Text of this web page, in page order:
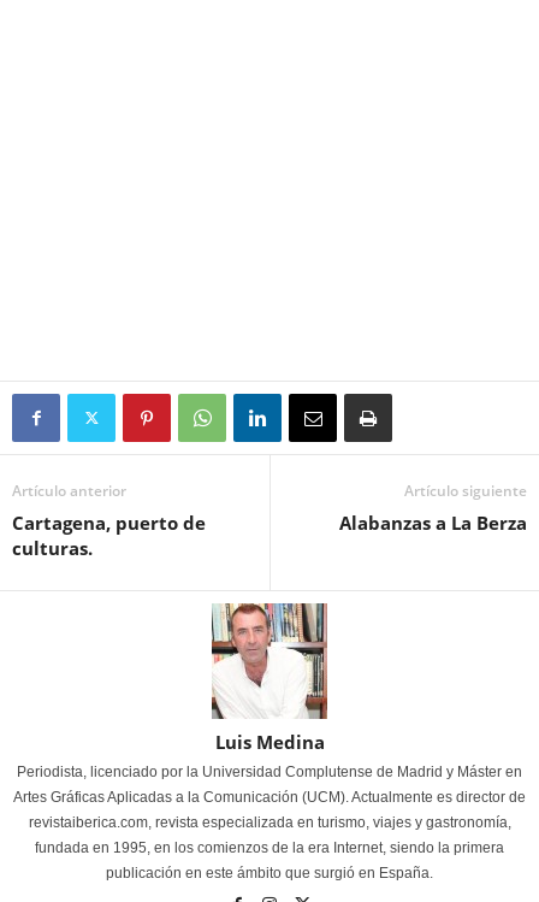
Artículo anterior
Cartagena, puerto de
culturas.
Artículo siguiente
Alabanzas a La Berza
Luis Medina
Periodista, licenciado por la Universidad Complutense de Madrid y Máster en
Artes Gráficas Aplicadas a la Comunicación (UCM). Actualmente es director de
revistaiberica.com, revista especializada en turismo, viajes y gastronomía,
fundada en 1995, en los comienzos de la era Internet, siendo la primera
publicación en este ámbito que surgió en España.